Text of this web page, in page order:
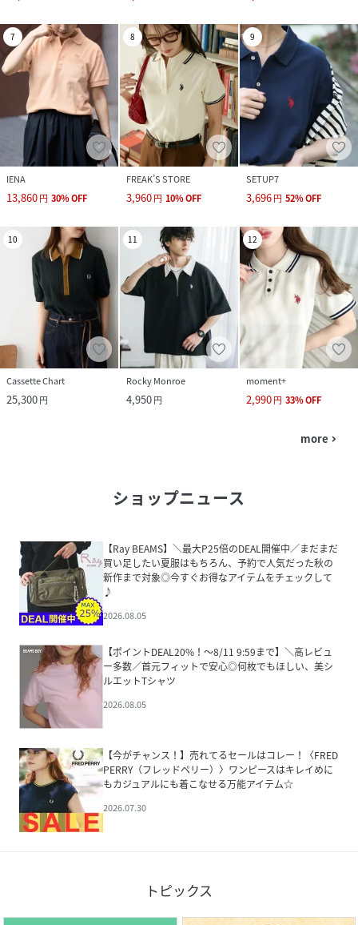
7
IENA
13,860円 30%OFF
8
FREAK’S STORE
3,960円 10%OFF
9
SETUP7
3,696円 52%OFF
10
Cassette Chart
25,300円
11
Rocky Monroe
4,950円
12
moment+
2,990円 33%OFF
more navigate_next
ショップニュース
【Ray BEAMS】＼最大P25倍のDEAL開催中／まだまだ
買い足したい夏服はもちろん、予約で人気だった秋の
新作まで対象◎今すぐお得なアイテムをチェックして
♪
2026.08.05
【ポイントDEAL20%！～8/11 9:59まで】＼高レビュ
ー多数／首元フィットで安心◎何枚でもほしい、美シ
ルエットTシャツ
2026.08.05
【今がチャンス！】売れてるセールはコレー！〈FRED
PERRY（フレッドペリー）〉ワンピースはキレイめに
もカジュアルにも着こなせる万能アイテム☆
2026.07.30
トピックス